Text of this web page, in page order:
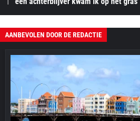
AANBEVOLEN DOOR DE REDACTIE